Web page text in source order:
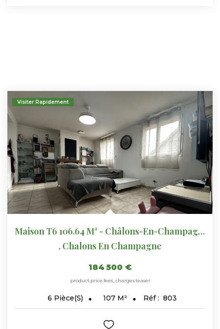
Visiter Rapidement
Maison T6 106.64 M² - Châlons-En-Champagne - REF 803
, Chalons En Champagne
184 500 €
product.price.fees_charges.teaser
6 Pièce(s) 107 M² Réf : 803